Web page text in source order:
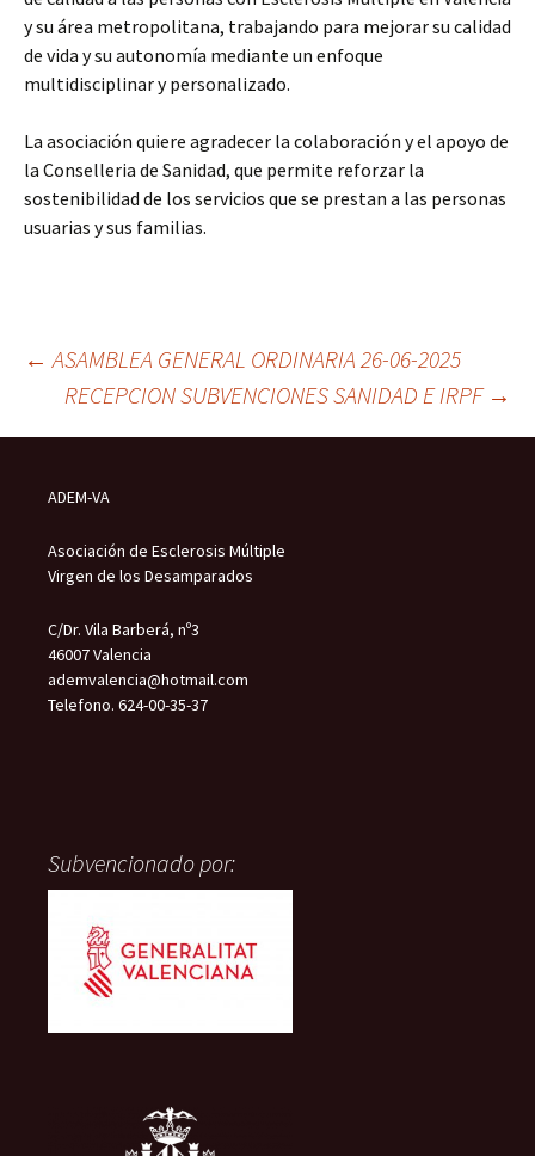
y su área metropolitana, trabajando para mejorar su calidad
de vida y su autonomía mediante un enfoque
multidisciplinar y personalizado.
La asociación quiere agradecer la colaboración y el apoyo de
la Conselleria de Sanidad, que permite reforzar la
sostenibilidad de los servicios que se prestan a las personas
usuarias y sus familias.
Navegación
de
entradas
← ASAMBLEA GENERAL ORDINARIA 26-06-2025
RECEPCION SUBVENCIONES SANIDAD E IRPF →
ADEM-VA
Asociación de Esclerosis Múltiple
Virgen de los Desamparados
C/Dr. Vila Barberá, nº3
46007 Valencia
ademvalencia@hotmail.com
Telefono. 624-00-35-37
Subvencionado por: